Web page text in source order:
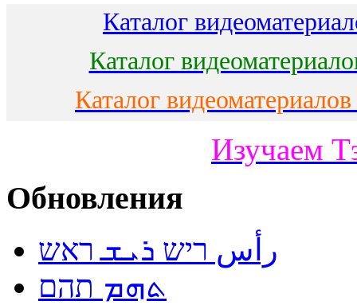
Каталог
Каталог
Каталог
Изучаем
Обновления
رأس ריש ܪܝܫ ראש
ܬܗܡ תהם